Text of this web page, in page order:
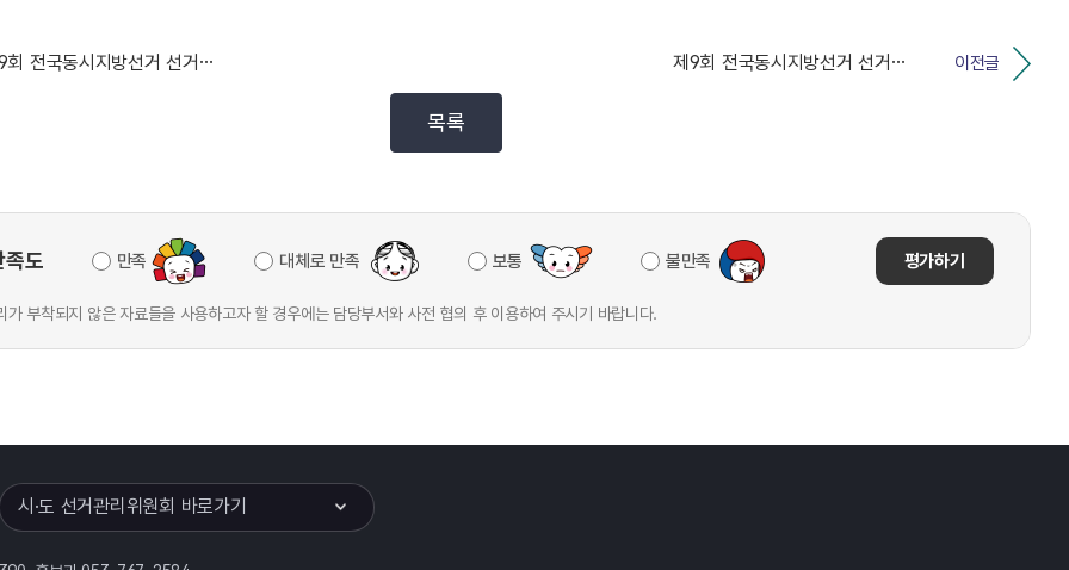
제9회 전국동시지방선거 선거비용제한액 및 예비후보자 홍... 이전글
제9회 전국동시지방선거 선거사무보조원 서류전형 합격자 ...
목록
족도 만족 대체로 만족 보통 불만족 평가하기
가 부착되지 않은 자료들을 사용하고자 할 경우에는 담당부서와 사전 협의 후 이용하여 주시기 바랍니다.
시·도 선거관리위원회 바로가기